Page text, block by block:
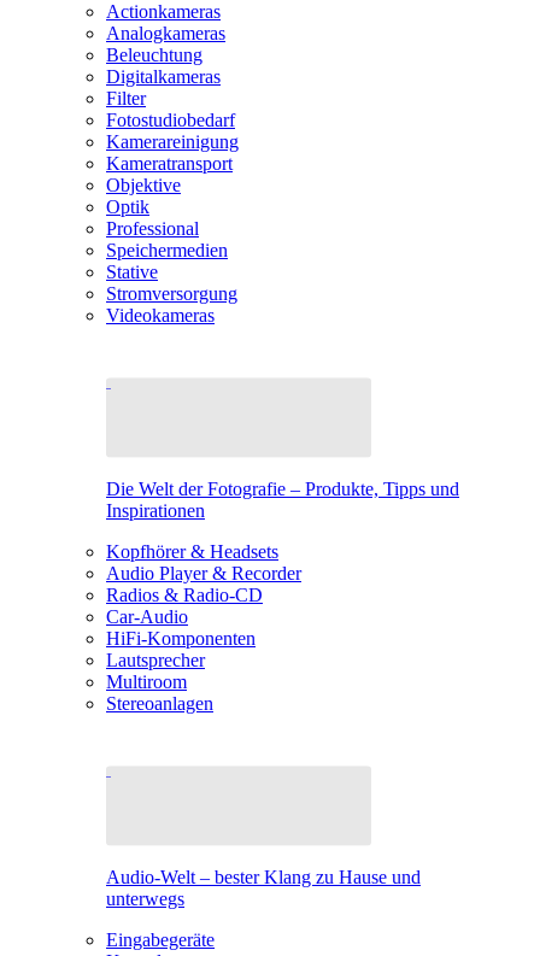
Actionkameras
Analogkameras
Beleuchtung
Digitalkameras
Filter
Fotostudiobedarf
Kamerareinigung
Kameratransport
Objektive
Optik
Professional
Speichermedien
Stative
Stromversorgung
Videokameras
Die Welt der Fotografie – Produkte, Tipps und
Inspirationen
Kopfhörer & Headsets
Audio Player & Recorder
Radios & Radio-CD
Car-Audio
HiFi-Komponenten
Lautsprecher
Multiroom
Stereoanlagen
Audio-Welt – bester Klang zu Hause und
unterwegs
Eingabegeräte